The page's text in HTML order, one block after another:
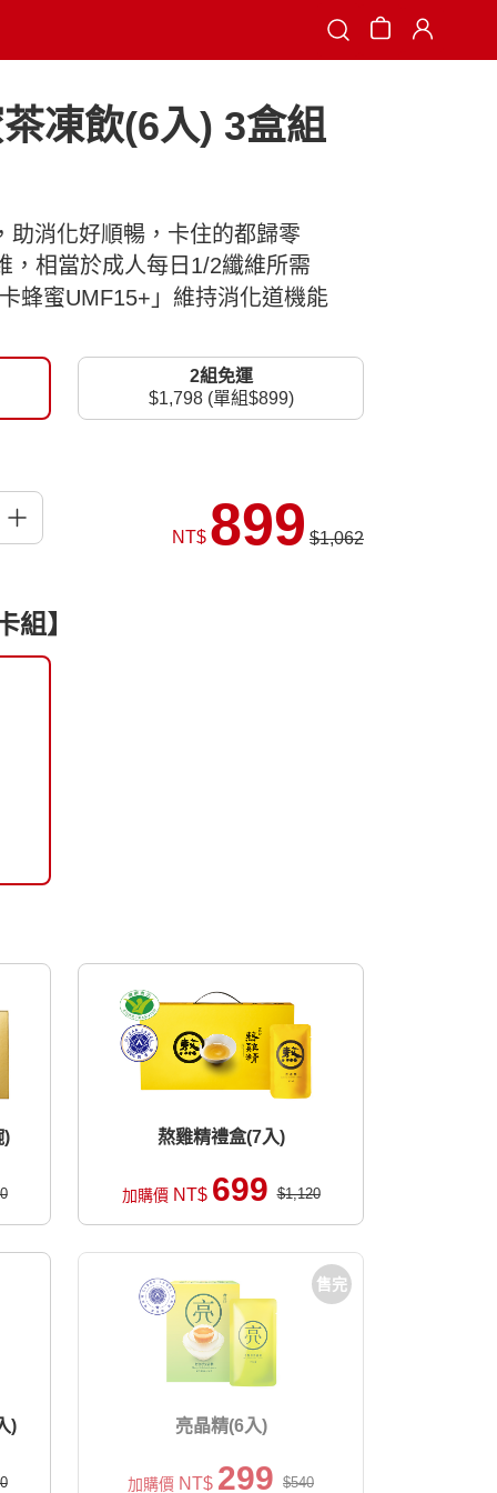
Search
凍飲(6入) 3盒組
消化好順暢，卡住的都歸零
相當於成人每日1/2纖維所需
蜂蜜UMF15+」維持消化道機能
2組免運
$1,798 (單組$899)
NT$ 899 $1,062
組】
) 熬雞精禮盒(7入)
加購價NT$ 699$1,120
)
售完
亮晶精(6入)
加購價 NT$ 299 $540